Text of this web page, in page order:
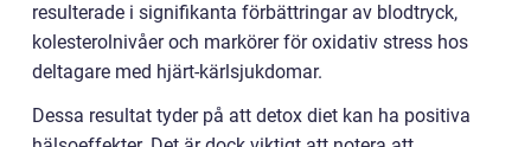
resulterade i signifikanta förbättringar av blodtryck,
kolesterolnivåer och markörer för oxidativ stress hos
deltagare med hjärt-kärlsjukdomar.
Dessa resultat tyder på att detox diet kan ha positiva